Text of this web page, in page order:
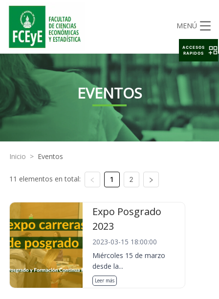
MENÚ
EVENTOS
Inicio > Eventos
11 elementos en total: 1 2
Expo Posgrado
2023
2023-03-15 18:00:00
Miércoles 15 de marzo
desde la...
Leer más
ACCESOS
RAPIDOS